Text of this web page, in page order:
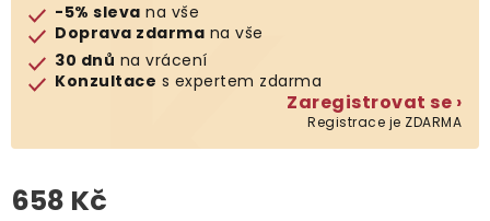
Prodávané značky
-5% sleva na vše
Doprava zdarma na vše
30 dnů na vrácení
Konzultace s expertem zdarma
Zaregistrovat se ›
Registrace je ZDARMA
658 Kč